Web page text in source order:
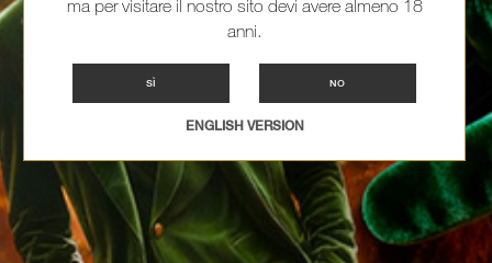
ma per visitare il nostro sito devi avere almeno 18
anni.
SÌ NO
ENGLISH VERSION